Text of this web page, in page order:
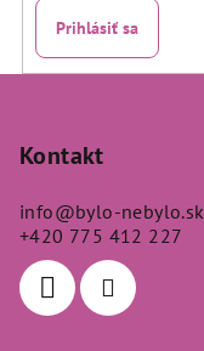
Prihlásiť sa
Kontakt
info@bylo-nebylo.sk
+420 775 412 227